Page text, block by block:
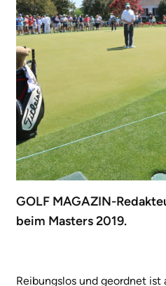
GOLF MAGAZIN-
beim Masters 2019.
Reibungslos und geordnet ist